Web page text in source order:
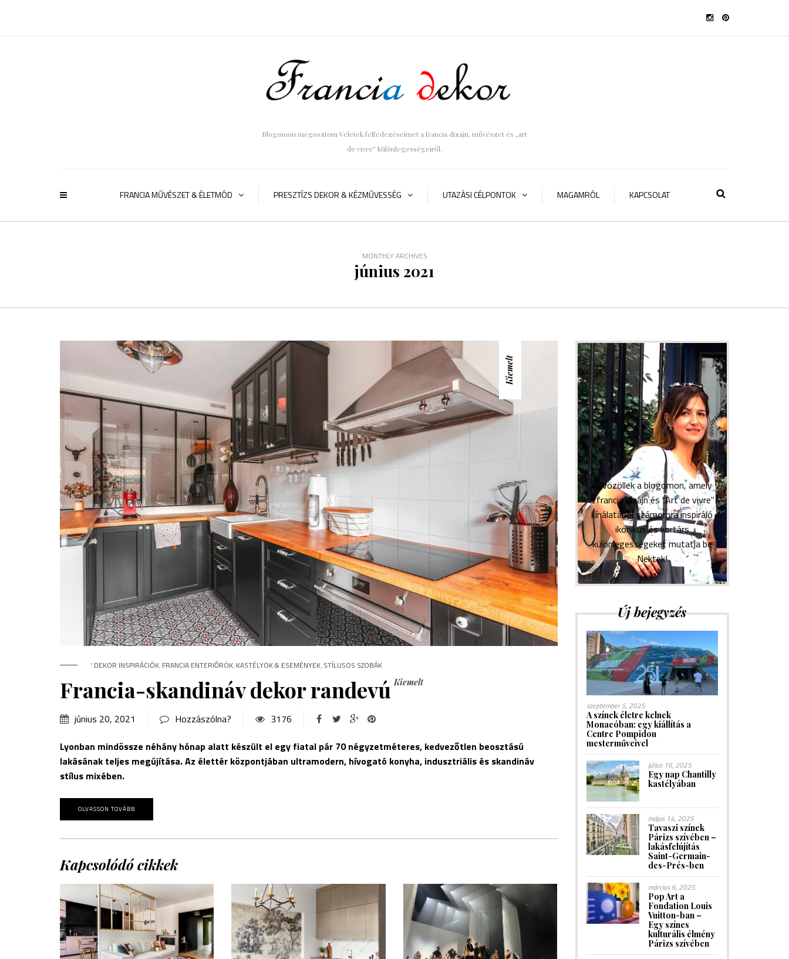
Blogomon megosztom Veletek felfedezéseimet a francia dizájn, művészet és „art
de vivre” különlegességeiről.
FRANCIA MŰVÉSZET & ÉLETMÓD PRESZTÍZS DEKOR & KÉZMŰVESSÉG UTAZÁSI CÉLPONTOK MAGAMRÓL KAPCSOLAT
MONTHLY ARCHIVES
június 2021
Kiemelt
*DEKOR INSPIRÁCIÓK, FRANCIA ENTERIŐRÖK, KASTÉLYOK & ESEMÉNYEK, STÍLUSOS SZOBÁK
Francia-skandináv dekor randevú Kiemelt
június 20, 2021 Hozzászólna?
3176
Lyonban mindössze néhány hónap alatt készült el egy fiatal pár 70 négyzetméteres, kedvezőtlen beosztású
lakásának teljes megújítása. Az élettér központjában ultramodern, hívogató konyha, indusztriális és skandináv
stílus mixében.
OLVASSON TOVÁBB
Kapcsolódó cikkek
Üdvözöllek a blogomon, amely
a francia dizájn és "Art de vivre"
kínálatából számomra inspiráló
ikonikus és kortárs
különlegességeket mutatja be
Nektek!
Új bejegyzés
szeptember 5, 2025
A színek életre kelnek
Monacóban: egy kiállítás a
Centre Pompidou
mesterműveivel
július 16, 2025
Egy nap Chantilly
kastélyában
május 14, 2025
Tavaszi színek
Párizs szívében –
lakásfelújítás
Saint-Germain-
des-Prés-ben
március 6, 2025
Pop Art a
Fondation Louis
Vuitton-ban –
Egy színes
kulturális élmény
Párizs szívében